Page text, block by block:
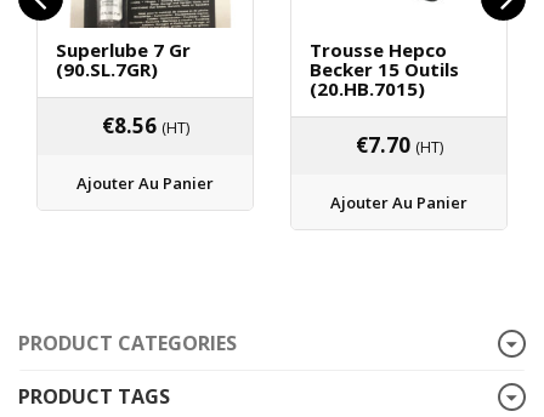
Superlube 7 Gr
(90.SL.7GR)
€8.56 (HT)
Ajouter Au Panier
Trousse Hepco
Becker 15 Outils
(20.HB.7015)
€7.70 (HT)
Ajouter Au Panier
PRODUCT CATEGORIES
PRODUCT TAGS